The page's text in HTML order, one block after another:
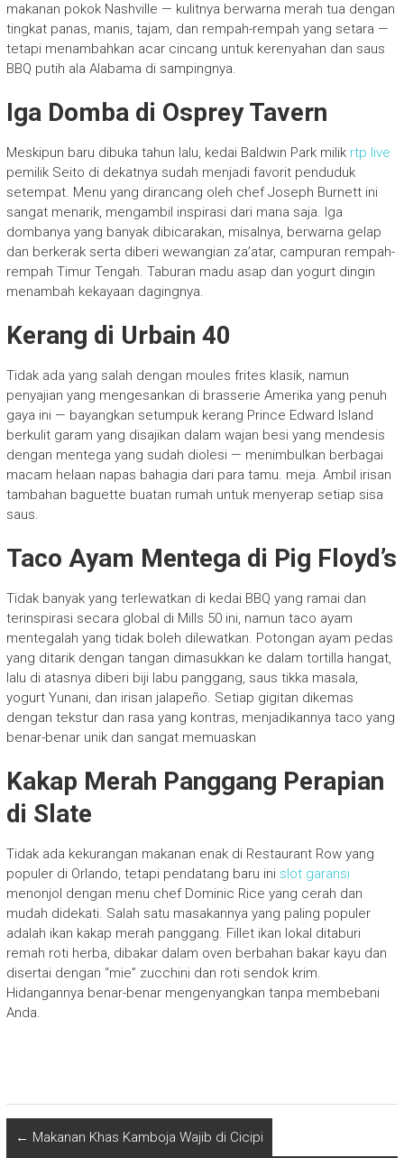
makanan pokok Nashville — kulitnya berwarna merah tua dengan
tingkat panas, manis, tajam, dan rempah-rempah yang setara —
tetapi menambahkan acar cincang untuk kerenyahan dan saus
BBQ putih ala Alabama di sampingnya.
Iga Domba di Osprey Tavern
Meskipun baru dibuka tahun lalu, kedai Baldwin Park milik rtp live
pemilik Seito di dekatnya sudah menjadi favorit penduduk
setempat. Menu yang dirancang oleh chef Joseph Burnett ini
sangat menarik, mengambil inspirasi dari mana saja. Iga
dombanya yang banyak dibicarakan, misalnya, berwarna gelap
dan berkerak serta diberi wewangian za’atar, campuran rempah-
rempah Timur Tengah. Taburan madu asap dan yogurt dingin
menambah kekayaan dagingnya.
Kerang di Urbain 40
Tidak ada yang salah dengan moules frites klasik, namun
penyajian yang mengesankan di brasserie Amerika yang penuh
gaya ini — bayangkan setumpuk kerang Prince Edward Island
berkulit garam yang disajikan dalam wajan besi yang mendesis
dengan mentega yang sudah diolesi — menimbulkan berbagai
macam helaan napas bahagia dari para tamu. meja. Ambil irisan
tambahan baguette buatan rumah untuk menyerap setiap sisa
saus.
Taco Ayam Mentega di Pig Floyd’s
Tidak banyak yang terlewatkan di kedai BBQ yang ramai dan
terinspirasi secara global di Mills 50 ini, namun taco ayam
mentegalah yang tidak boleh dilewatkan. Potongan ayam pedas
yang ditarik dengan tangan dimasukkan ke dalam tortilla hangat,
lalu di atasnya diberi biji labu panggang, saus tikka masala,
yogurt Yunani, dan irisan jalapeño. Setiap gigitan dikemas
dengan tekstur dan rasa yang kontras, menjadikannya taco yang
benar-benar unik dan sangat memuaskan
Kakap Merah Panggang Perapian
di Slate
Tidak ada kekurangan makanan enak di Restaurant Row yang
populer di Orlando, tetapi pendatang baru ini slot garansi
menonjol dengan menu chef Dominic Rice yang cerah dan
mudah didekati. Salah satu masakannya yang paling populer
adalah ikan kakap merah panggang. Fillet ikan lokal ditaburi
remah roti herba, dibakar dalam oven berbahan bakar kayu dan
disertai dengan “mie” zucchini dan roti sendok krim.
Hidangannya benar-benar mengenyangkan tanpa membebani
Anda.
← Makanan Khas Kamboja Wajib di Cicipi